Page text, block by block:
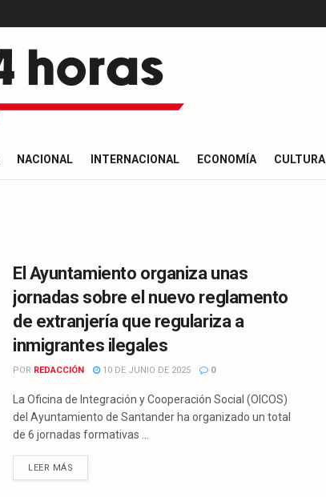
NACIONAL INTERNACIONAL ECONOMÍA CULTURA
El Ayuntamiento organiza unas
jornadas sobre el nuevo reglamento
de extranjería que regulariza a
inmigrantes ilegales
POR REDACCIÓN 10 DE JUNIO DE 2025 0
La Oficina de Integración y Cooperación Social (OICOS)
del Ayuntamiento de Santander ha organizado un total
de 6 jornadas formativas ...
LEER MÁS